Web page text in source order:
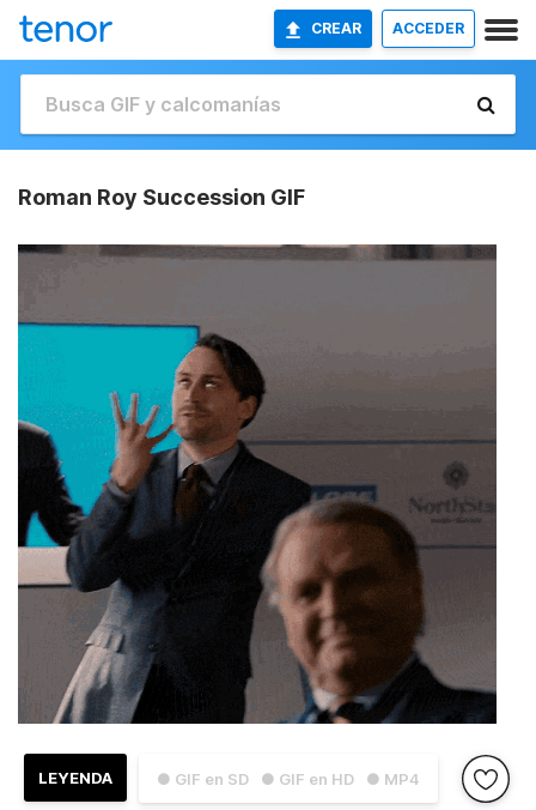
CREAR ACCEDER
Roman Roy Succession GIF
● GIF en SD ● GIF en HD ● MP4
LEYENDA